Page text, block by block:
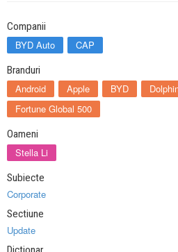
Companii
BYD Auto CAP
Branduri
Android Apple BYD
Fortune Global 500
Oameni
Stella Li
Subiecte
Corporate
Sectiune
Update